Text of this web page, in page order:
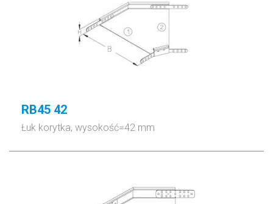
RB45 42
Łuk korytka, wysokość=42 mm